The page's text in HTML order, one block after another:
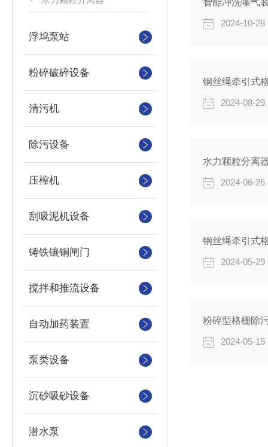
浮坞泵站
粉碎破碎设备
清污机
除污设备
压榨机
刮吸泥机设备
铸铁镶铜闸门
搅拌和推流设备
自动加药装置
泵类设备
沉砂吸砂设备
潜水泵
智能冲洗曝气
2024-10-28
钢丝绳牵引式
2024-08-29
水力颗粒分离
2024-06-26
钢丝绳牵引式
2024-05-29
粉碎型格栅除
2024-05-15